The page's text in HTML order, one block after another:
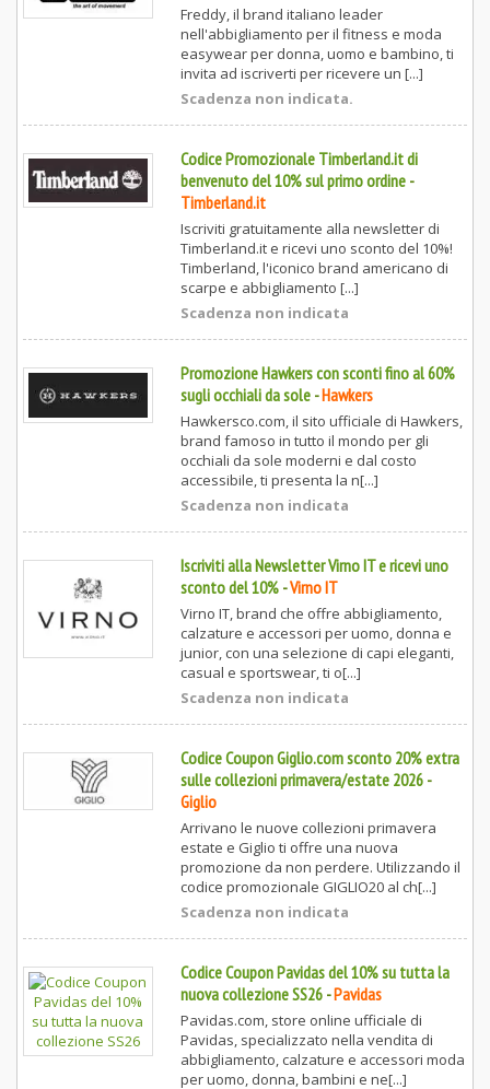
Freddy, il brand italiano leader
nell'abbigliamento per il fitness e moda
easywear per donna, uomo e bambino, ti
invita ad iscriverti per ricevere un [...]
Scadenza non indicata.
Codice Promozionale Timberland.it di
benvenuto del 10% sul primo ordine-
Timberland.it
Iscriviti gratuitamente alla newsletter di
Timberland.it e ricevi uno sconto del 10%!
Timberland, l'iconico brand americano di
scarpe e abbigliamento [...]
Scadenza non indicata
Promozione Hawkers con sconti fino al 60%
sugli occhiali da sole-Hawkers
Hawkersco.com, il sito ufficiale di Hawkers,
brand famoso in tutto il mondo per gli
occhiali da sole moderni e dal costo
accessibile, ti presenta la n[...]
Scadenza non indicata
Iscriviti alla Newsletter Virno IT e ricevi uno
sconto del 10%-Virno IT
Virno IT, brand che offre abbigliamento,
calzature e accessori per uomo, donna e
junior, con una selezione di capi eleganti,
casual e sportswear, ti o[...]
Scadenza non indicata
Codice Coupon Giglio.com sconto 20% extra
sulle collezioni primavera/estate 2026-
Giglio
Arrivano le nuove collezioni primavera
estate e Giglio ti offre una nuova
promozione da non perdere. Utilizzando il
codice promozionale GIGLIO20 al ch[...]
Scadenza non indicata
Codice Coupon Pavidas del 10% su tutta la
nuova collezione SS26-Pavidas
Pavidas.com, store online ufficiale di
Pavidas, specializzato nella vendita di
abbigliamento, calzature e accessori moda
per uomo, donna, bambini e ne[...]